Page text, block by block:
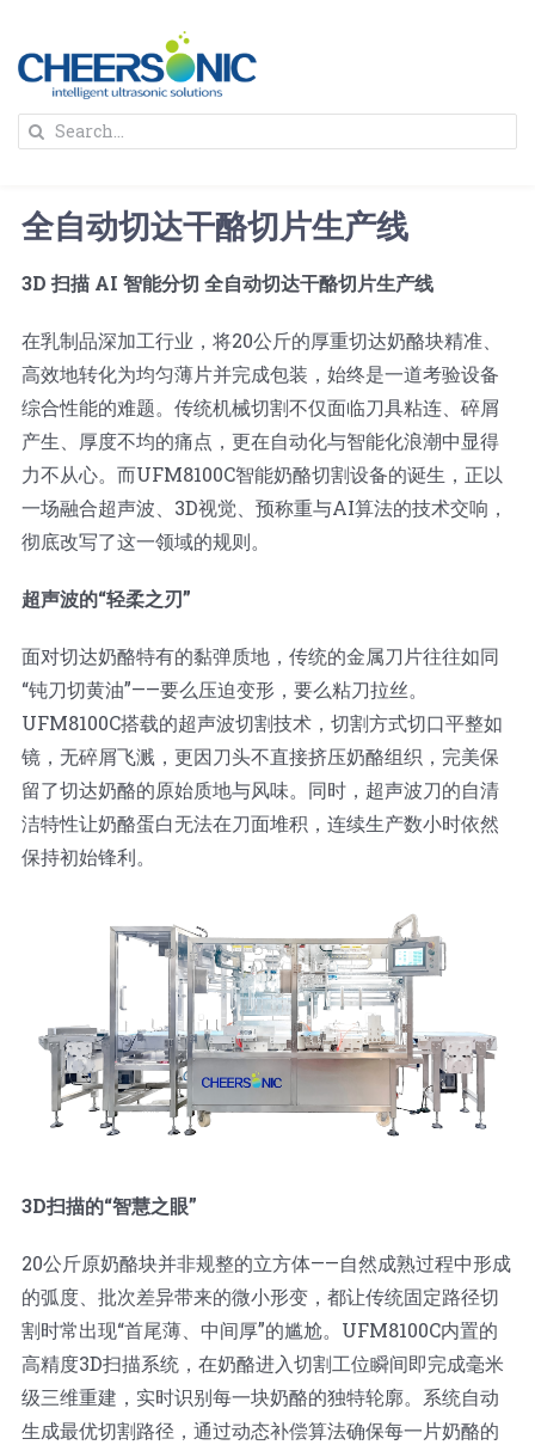
content
解决方案
圆蛋糕切割机
蛋糕切块机
奶酪切片
圆形奶酪切片
挤出奶酪切片
三明治/披萨/寿司切割
寿司切割机
冷冻面团切割
糕点/糖果
牛轧糖切割
阿胶糕切片
宠物食品
超声波设备
公司新闻
关于我们
Search
全自动切达干酪切片生产线
3D 扫描 AI 智能分切 全自动切达干酪切片生产线
在乳制品深加工行业，将20公斤的厚重切达奶酪块精准、
高效地转化为均匀薄片并完成包装，始终是一道考验设备
综合性能的难题。传统机械切割不仅面临刀具粘连、碎屑
产生、厚度不均的痛点，更在自动化与智能化浪潮中显得
力不从心。而UFM8100C智能奶酪切割设备的诞生，正以
一场融合超声波、3D视觉、预称重与AI算法的技术交响，
彻底改写了这一领域的规则。
超声波的“轻柔之刃”
面对切达奶酪特有的黏弹质地，传统的金属刀片往往如同
“钝刀切黄油”——要么压迫变形，要么粘刀拉丝。
UFM8100C搭载的超声波切割技术，切割方式切口平整如
镜，无碎屑飞溅，更因刀头不直接挤压奶酪组织，完美保
留了切达奶酪的原始质地与风味。同时，超声波刀的自清
洁特性让奶酪蛋白无法在刀面堆积，连续生产数小时依然
保持初始锋利。
3D扫描的“智慧之眼”
20公斤原奶酪块并非规整的立方体——自然成熟过程中形成
的弧度、批次差异带来的微小形变，都让传统固定路径切
割时常出现“首尾薄、中间厚”的尴尬。UFM8100C内置的
高精度3D扫描系统，在奶酪进入切割工位瞬间即完成毫米
级三维重建，实时识别每一块奶酪的独特轮廓。系统自动
生成最优切割路径，通过动态补偿算法确保每一片奶酪的